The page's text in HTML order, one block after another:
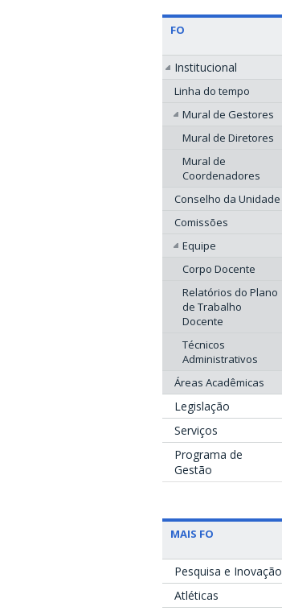
FO
Institucional
Linha do tempo
Mural de Gestores
Mural de Diretores
Mural de
Coordenadores
Conselho da Unidade
Comissões
Equipe
Corpo Docente
Relatórios do Plano
de Trabalho
Docente
Técnicos
Administrativos
Áreas Acadêmicas
Legislação
Serviços
Programa de
Gestão
MAIS FO
Pesquisa e Inovação
Atléticas